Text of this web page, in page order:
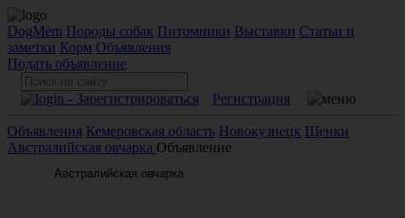
DogMem Породы собак Питомники Выставки Статьи и
заметки Корм Объявления
Подать объявление
Регистрация
Объявления Кемеровская область Новокузнецк Щенки
Австралийская овчарка Объявление